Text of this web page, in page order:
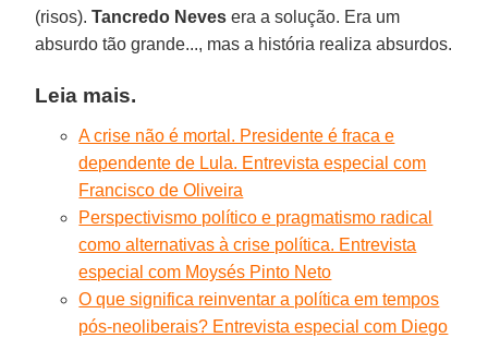
(risos).Tancredo Neves era a solução. Era um
absurdo tão grande..., mas a história realiza absurdos.
Leia mais.
A crise não é mortal. Presidente é fraca e
dependente de Lula. Entrevista especial com
Francisco de Oliveira
Perspectivismo político e pragmatismo radical
como alternativas à crise política. Entrevista
especial com Moysés Pinto Neto
O que significa reinventar a política em tempos
pós-neoliberais? Entrevista especial com Diego